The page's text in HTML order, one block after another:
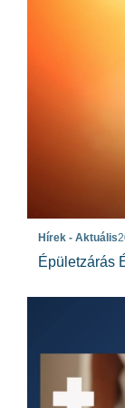
Hírek - Aktuális
Épületzárás